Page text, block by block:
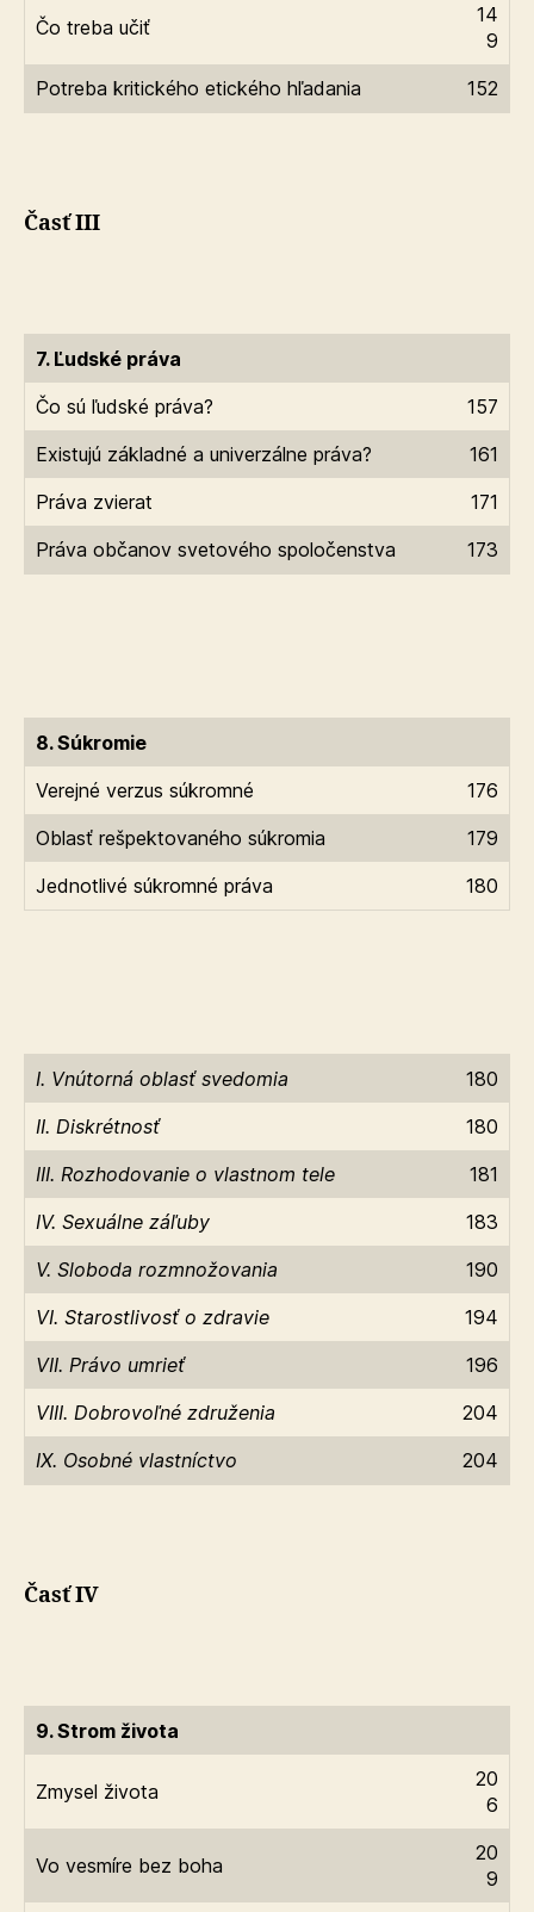
Čo treba učiť
14
9
Potreba kritického etického hľadania
152
Časť III
7. Ľudské práva
Čo sú ľudské práva?
157
Existujú základné a univerzálne práva?
161
Práva zvierat
171
Práva občanov svetového spoločenstva
173
8. Súkromie
Verejné verzus súkromné
176
Oblasť rešpektovaného súkromia
179
Jednotlivé súkromné práva
180
I. Vnútorná oblasť svedomia
180
II. Diskrétnosť
180
III. Rozhodovanie o vlastnom tele
181
IV. Sexuálne záľuby
183
V. Sloboda rozmnožovania
190
VI. Starostlivosť o zdravie
194
VII. Právo umrieť
196
VIII. Dobrovoľné združenia
204
IX. Osobné vlastníctvo
204
Časť IV
9. Strom života
Zmysel života
20
6
Vo vesmíre bez boha
20
9